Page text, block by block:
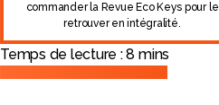
commander la Revue Eco Keys pour le
retrouver en intégralité.
Temps de lecture :8 mins